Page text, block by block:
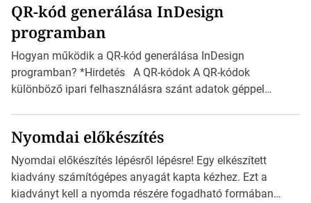
mutatja az A4-es papírlaphoz viszonyítva. Az amerikai és
észak-amerikai boríték méretére az ISO 216 nem
vonatkozik. Boríték méretének táblázata C0-tól […]
QR-kód generálása InDesign
programban
Hogyan működik a QR-kód generálása InDesign
programban? *Hirdetés A QR-kódok A QR-kódok
különböző ipari felhasználásra szánt adatok géppel
okostelefonjára telepíthet egy QR-kód-leolvasó
alkalmazást, ami leolvasni és dekódolni képes az URL-
információt és átirányítja a telefon böngészőjét a cég
weblapjára. A QR-kód beolvasása után a felhasználó
Nyomdai előkészítés
Nyomdai előkészítés lépésről lépésre! Egy elkészített
kiadvány számítógépes anyagát kapta kézhez. Ezt a
kiadványt kell a nyomda részére fogadható formában